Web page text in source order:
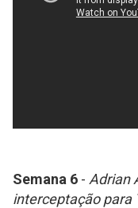
Semana 6 - Adrian
interceptação para